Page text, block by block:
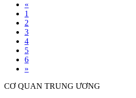
«
1
2
3
4
5
6
»
CƠ QUAN TRUNG ƯƠNG